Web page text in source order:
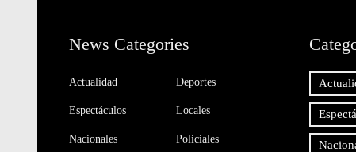
News Categories
Actualidad Deportes
Espectáculos Locales
Nacionales Policiales